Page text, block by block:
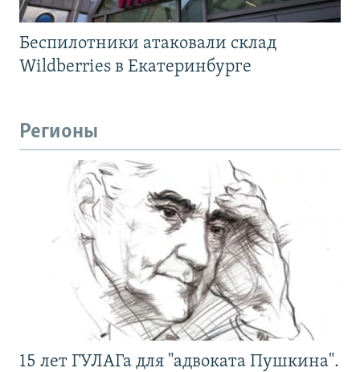
Беспилотники атаковали склад
Wildberries в Екатеринбурге
Регионы
15 лет ГУЛАГа для "адвоката Пушкина".